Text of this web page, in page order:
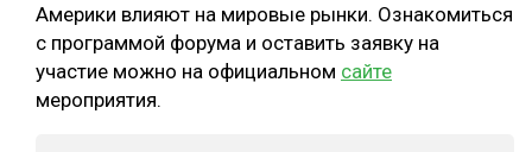
Америки влияют на мировые рынки. Ознакомиться
с программой форума и оставить заявку на
участие можно на официальном сайте
мероприятия.